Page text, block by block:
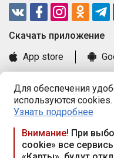
Для обеспечения
используются cookies.
Узнать подробнее
Внимание! При
cookie» все
Cкачать приложение
App store
Книга замечаний и
Правила и документы
Praca.by © 2000—2026,
Республика Беларусь,
117а, пом. № 9.